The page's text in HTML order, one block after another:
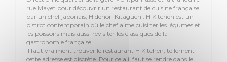
rue Mayet pour découvrir un restaurant de cuisine française
par un chef japonais, Hidenori Kitaguchi. H Kitchen est un
bistrot contemporain où le chef aime cuisiner les légumes et
les poissons mais aussi revisiter les classiques de la
gastronomie française.
Il faut vraiment trouver le restaurant H Kitchen, tellement
cette adresse est discrète. Pour cela il faut se rendre dans le